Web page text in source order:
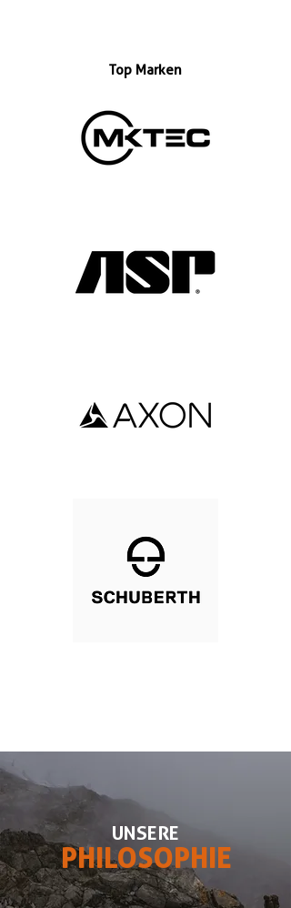
Top Marken
UNSERE
PHILOSOPHIE